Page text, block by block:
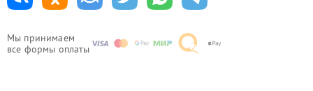
Мы принимаем
все формы оплаты